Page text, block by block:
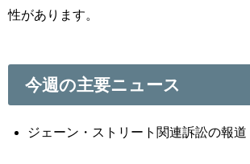
性があります。
今週の主要ニュース
ジェーン・ストリート関連訴訟の報道